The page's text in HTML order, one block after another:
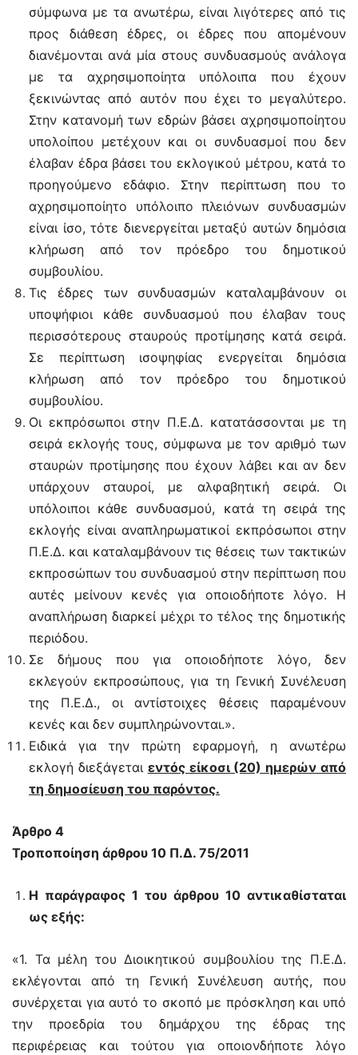
σύμφωνα με τα ανωτέρω, είναι λιγότερες από τις
προς διάθεση έδρες, οι έδρες που απομένουν
διανέμονται ανά μία στους συνδυασμούς ανάλογα
με τα αχρησιμοποίητα υπόλοιπα που έχουν
ξεκινώντας από αυτόν που έχει το μεγαλύτερο.
Στην κατανομή των εδρών βάσει αχρησιμοποίητου
υπολοίπου μετέχουν και οι συνδυασμοί που δεν
έλαβαν έδρα βάσει του εκλογικού μέτρου, κατά το
προηγούμενο εδάφιο. Στην περίπτωση που το
αχρησιμοποίητο υπόλοιπο πλειόνων συνδυασμών
είναι ίσο, τότε διενεργείται μεταξύ αυτών δημόσια
κλήρωση από τον πρόεδρο του δημοτικού
συμβουλίου.
Τις έδρες των συνδυασμών καταλαμβάνουν οι
υποψήφιοι κάθε συνδυασμού που έλαβαν τους
περισσότερους σταυρούς προτίμησης κατά σειρά.
Σε περίπτωση ισοψηφίας ενεργείται δημόσια
κλήρωση από τον πρόεδρο του δημοτικού
συμβουλίου.
Οι εκπρόσωποι στην Π.Ε.Δ. κατατάσσονται με τη
σειρά εκλογής τους, σύμφωνα με τον αριθμό των
σταυρών προτίμησης που έχουν λάβει και αν δεν
υπάρχουν σταυροί, με αλφαβητική σειρά. Οι
υπόλοιποι κάθε συνδυασμού, κατά τη σειρά της
εκλογής είναι αναπληρωματικοί εκπρόσωποι στην
Π.Ε.Δ. και καταλαμβάνουν τις θέσεις των τακτικών
εκπροσώπων του συνδυασμού στην περίπτωση που
αυτές μείνουν κενές για οποιοδήποτε λόγο. Η
αναπλήρωση διαρκεί μέχρι το τέλος της δημοτικής
περιόδου.
Σε δήμους που για οποιοδήποτε λόγο, δεν
εκλεγούν εκπροσώπους, για τη Γενική Συνέλευση
της Π.Ε.Δ., οι αντίστοιχες θέσεις παραμένουν
κενές και δεν συμπληρώνονται.».
Ειδικά για την πρώτη εφαρμογή, η ανωτέρω
εκλογή διεξάγεται εντός είκοσι (20) ημερών από
τη δημοσίευση του παρόντος.
Άρθρο 4
Τροποποίηση άρθρου 10 Π.Δ. 75/2011
Η παράγραφος 1 του άρθρου 10 αντικαθίσταται
ως εξής:
«1. Τα μέλη του Διοικητικού συμβουλίου της Π.Ε.Δ.
εκλέγονται από τη Γενική Συνέλευση αυτής, που
συνέρχεται για αυτό το σκοπό με πρόσκληση και υπό
την προεδρία του δημάρχου της έδρας της
περιφέρειας και τούτου για οποιονδήποτε λόγο